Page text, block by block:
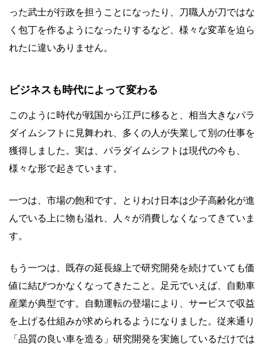
った武士が行政を担うことになったり、刀職人が刀ではな
く包丁を作るようになったりするなど、様々な変革を迫ら
れたに違いありません。
ビジネスも時代によって変わる
このように時代が戦国から江戸に移ると、相当大きなパラ
ダイムシフトに見舞われ、多くの人が失業して別の仕事を
獲得しました。実は、パラダイムシフトは現代の今も、
様々な形で起きています。
一つは、市場の飽和です。とりわけ日本は少子高齢化が進
んでいる上に物も溢れ、人々が消費しなくなってきていま
す。
もう一つは、既存の延長線上で研究開発を続けていても価
値に結びつかなくなってきたこと。足元でいえば、自動車
産業が典型です。自動運転の登場により、サービスで収益
を上げる仕組みが求められるようになりました。従来通り
「品質の良い車を造る」研究開発を実施しているだけでは